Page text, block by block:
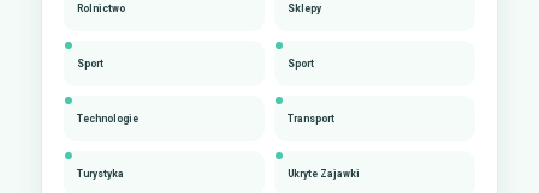
Rolnictwo Sklepy
Sport Sport
Technologie Transport
Turystyka Ukryte Zajawki